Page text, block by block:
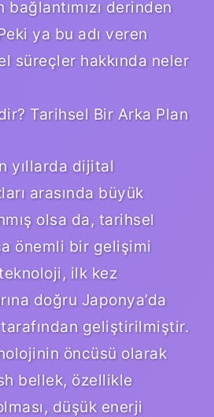
derinden
ya bu adı veren
süreçler hakkında neler
Tarihsel Bir Arka Plan
yıllarda dijital
arasında büyük
olsa da, tarihsel
önemli bir gelişimi
ilk kez
doğru Japonya’da
geliştirilmiştir.
öncüsü olarak
bellek, özellikle
düşük enerji